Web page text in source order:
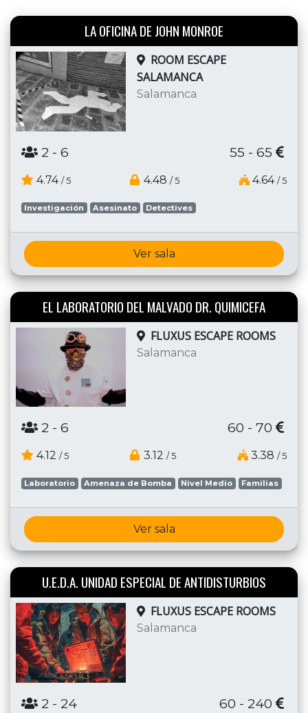
LA OFICINA DE JOHN MONROE
ROOM ESCAPE
SALAMANCA
Salamanca
2 - 6 55 - 65
4.74 / 5 4.48 / 5 4.64 / 5
Investigación Asesinato Detectives
Ver sala
EL LABORATORIO DEL MALVADO DR. QUIMICEFA
FLUXUS ESCAPE ROOMS
Salamanca
2 - 6 60 - 70
4.12 / 5 3.12 / 5 3.38 / 5
Laboratorio Amenaza de Bomba Nivel Medio Familias
Ver sala
U.E.D.A. UNIDAD ESPECIAL DE ANTIDISTURBIOS
FLUXUS ESCAPE ROOMS
Salamanca
2 - 24 60 - 240